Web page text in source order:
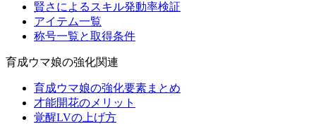
賢さによるスキル発動率検証
アイテム一覧
称号一覧と取得条件
育成ウマ娘の強化関連
育成ウマ娘の強化要素まとめ
才能開花のメリット
覚醒LVの上げ方